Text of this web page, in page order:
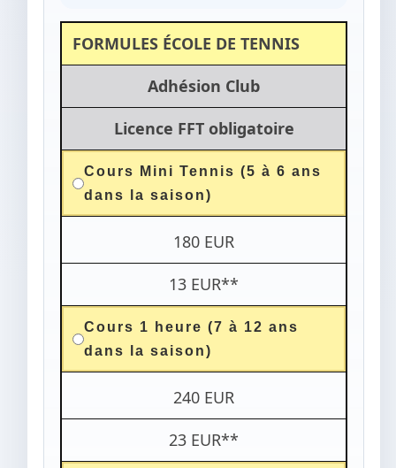
FORMULES ÉCOLE DE TENNIS
Adhésion Club
Licence FFT obligatoire
Cours Mini Tennis (5 à 6 ans
dans la saison)
180 EUR
13 EUR**
Cours 1 heure (7 à 12 ans
dans la saison)
240 EUR
23 EUR**